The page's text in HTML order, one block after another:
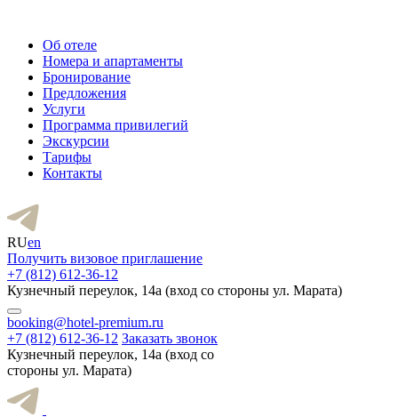
Об отеле
Номера и апартаменты
Бронирование
Предложения
Услуги
Программа привилегий
Экскурсии
Тарифы
Контакты
RUen
Получить визовое приглашение
+7 (812) 612-36-12
Кузнечный переулок, 14а (вход со стороны ул. Марата)
booking@hotel-premium.ru
+7 (812) 612-36-12 Заказать звонок
Кузнечный переулок, 14а (вход со
стороны ул. Марата)